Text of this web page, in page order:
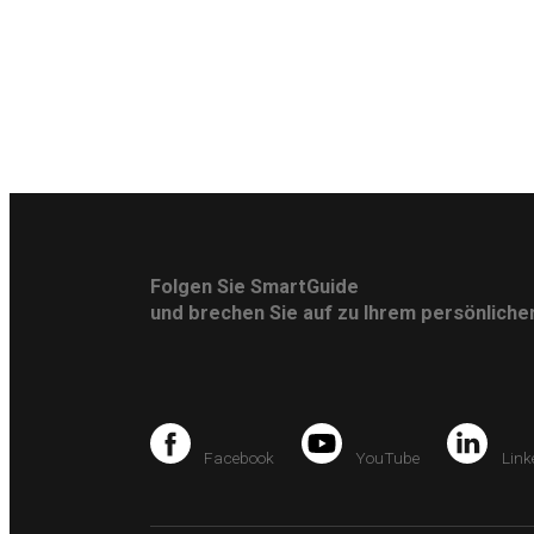
Folgen Sie SmartGuide
und brechen Sie auf zu Ihrem
Facebook YouTube